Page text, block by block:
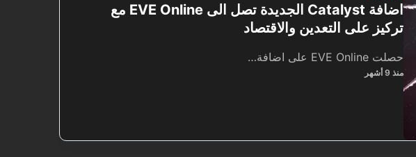
اضافة Catalyst الجديدة تصل الى EVE Online مع
تركيز على التعدين والاقتصاد
حصلت EVE Online على اضافة…
منذ 9 أشهر